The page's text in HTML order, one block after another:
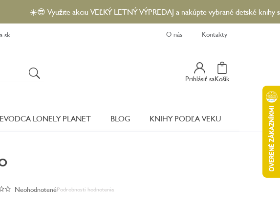
☀️😎 Využite akciu VEĽKÝ LETNÝ VÝPREDAJ a nakúpte vybrané detské knihy so
O nás Kontakty
Prihlásiť sa
Nákupný
Košík
LONELY PLANET BLOG KNIHY PODĽA VEKU
Podrobnosti hodnotenia
Priemerné
Neohodnotené